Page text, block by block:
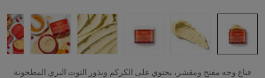
قناع وجه مفتح ومقشر، يحتوي على الكركم وبذور التوت البري المطحونة